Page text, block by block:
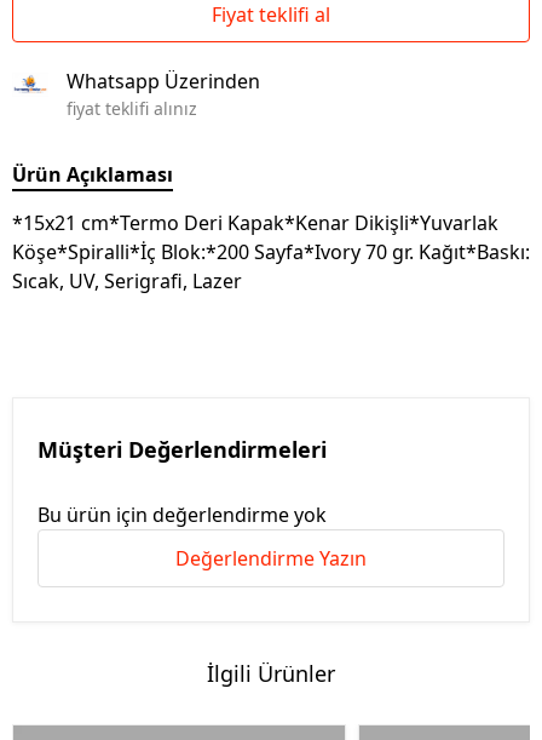
Fiyat teklifi al
Whatsapp Üzerinden
fiyat teklifi alınız
Ürün Açıklaması
*15x21 cm*Termo Deri Kapak*Kenar Dikişli*Yuvarlak
Köşe*Spiralli*İç Blok:*200 Sayfa*Ivory 70 gr. Kağıt*Baskı:
Sıcak, UV, Serigrafi, Lazer
Müşteri Değerlendirmeleri
Bu ürün için değerlendirme yok
Değerlendirme Yazın
İlgili Ürünler